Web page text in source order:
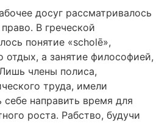
досуг рассматривалось
В греческой
понятие «scholē»,
отдых, а занятие философией,
члены полиса,
труда, имели
направить время для
роста. Рабство, будучи